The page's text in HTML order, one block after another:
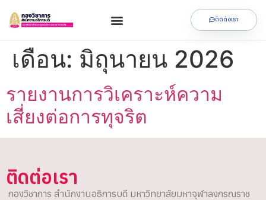
ติดต่อเรา
เดือน: มิถุนายน 2026
รายงานการวิเคราะห์ความ
เสี่ยงต่อการทุจริต
ติดต่อเรา
กองวิชาการ สำนักงานอธิการบดี มหาวิทยาลัยมหาจุฬาลงกรณราช